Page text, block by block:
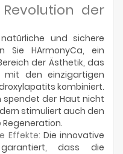
der
und sichere
Sie HArmonyCa, ein
der Ästhetik, das
mit den einzigartigen
kombiniert.
spendet der Haut nicht
stimuliert auch den
Effekte: Die innovative
dass die